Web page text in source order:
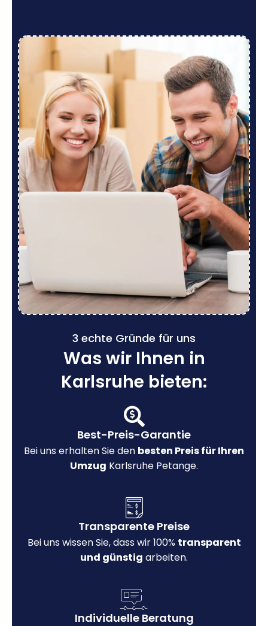
3 echte Gründe für uns
Was wir Ihnen in
Karlsruhe bieten:
Best-Preis-Garantie
Bei uns erhalten Sie den besten Preis für Ihren
Umzug Karlsruhe Petange.
Transparente Preise
Bei uns wissen Sie, dass wir 100% transparent
und günstig arbeiten.
Individuelle Beratung